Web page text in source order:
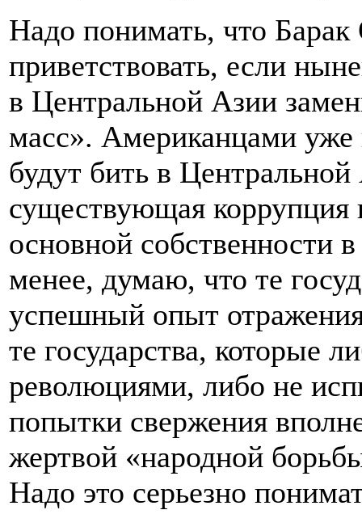
Надо понимать, что
приветствовать, если
в Центральной Азии
масс». Американцами
будут бить в
существующая коррупция
основной собственности
менее, думаю, что те
успешный опыт отражения
те государства, которые
революциями, либо не
попытки свержения
жертвой «народной
Надо это серьезно